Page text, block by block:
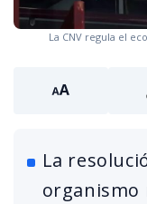
La CNV regula el
La
organismo